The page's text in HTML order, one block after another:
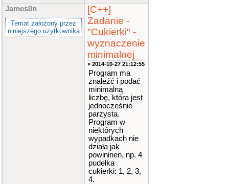
James0n
Temat założony przez
niniejszego użytkownika
[C++]
Zadanie -
"Cukierki" -
wyznaczenie
minimalnej
» 2014-10-27 21:12:55
Program ma
znaleźć i podać
minimalną
liczbę, która jest
jednocześnie
parzysta.
Program w
niektórych
wypadkach nie
działa jak
powininen, np. 4
pudełka
cukierki: 1, 2, 3,
4.